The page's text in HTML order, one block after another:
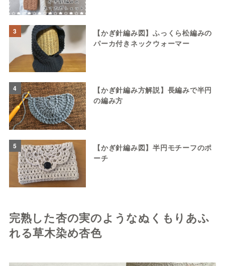
3
【かぎ針編み図】ふっくら松編みの
パーカ付きネックウォーマー
4
【かぎ針編み方解説】長編みで半円
の編み方
5
【かぎ針編み図】半円モチーフのポ
ーチ
完熟した杏の実のようなぬくもりあふ
れる草木染め杏色